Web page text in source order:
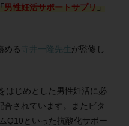
男性妊活サポートサプリ 」
める寺井一隆先生が監修し
はじめとした男性妊活に必
されています。またビタ
Q10といった抗酸化サポー